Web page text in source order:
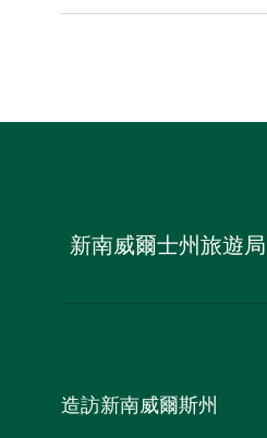
新南威爾士州旅遊
造訪新南威爾斯州